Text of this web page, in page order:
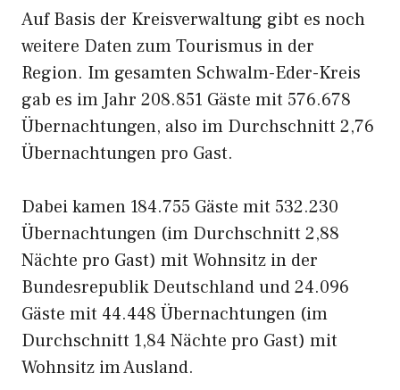
Auf Basis der Kreisverwaltung gibt es noch
weitere Daten zum Tourismus in der
Region. Im gesamten Schwalm-Eder-Kreis
gab es im Jahr 208.851 Gäste mit 576.678
Übernachtungen, also im Durchschnitt 2,76
Übernachtungen pro Gast.
Dabei kamen 184.755 Gäste mit 532.230
Übernachtungen (im Durchschnitt 2,88
Nächte pro Gast) mit Wohnsitz in der
Bundesrepublik Deutschland und 24.096
Gäste mit 44.448 Übernachtungen (im
Durchschnitt 1,84 Nächte pro Gast) mit
Wohnsitz im Ausland.